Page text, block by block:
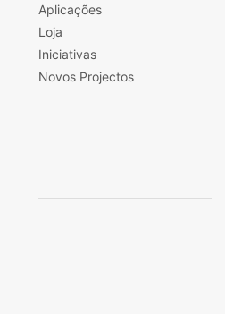
Aplicações
Loja
Iniciativas
Novos Projectos